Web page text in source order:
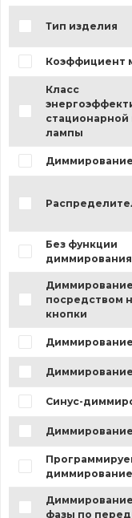
Тип изделия
Коэффициент
Класс
стационарной
лампы
Диммирование
Без функции
диммирования
Диммирование
посредством
кнопки
Синус-
Диммирование
диммирование
фазы по